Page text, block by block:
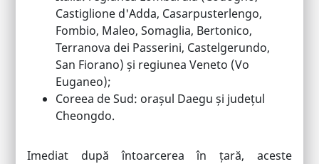
Castiglione d'Adda, Casarpusterlengo,
Fombio, Maleo, Somaglia, Bertonico,
Terranova dei Passerini, Castelgerundo,
San Fiorano) și regiunea Veneto (Vo
Euganeo);
Coreea de Sud: orașul Daegu și județul
Cheongdo.
Imediat după întoarcerea în țară, aceste